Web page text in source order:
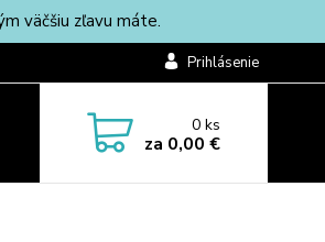
väčšiu zľavu máte.
Prihlásenie
0ks
za 0,00 €